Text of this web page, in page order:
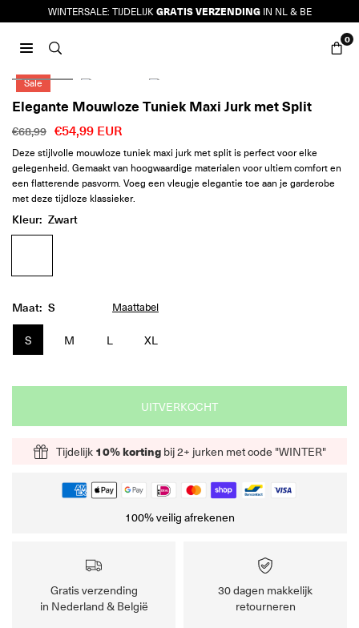
naar
inhoud
WINTERSALE: TIJDELIJKGRATIS VERZENDINGIN NL & BE
0
Sale
Elegante Mouwloze Tuniek Maxi Jurk met Split
Reguliere
prijs
€68,99 €54,99 EUR
Deze stijlvolle mouwloze tuniek maxi jurk met split is perfect voor elke
gelegenheid. Gemaakt van hoogwaardige materialen voor ultiem comfort en
een flatterende pasvorm. Voeg een vleugje elegantie toe aan je garderobe
met deze tijdloze klassieker.
Kleur: Zwart
Maat: S Maattabel
S M L XL
UITVERKOCHT
Tijdelijk 10% kortingbij 2+ jurken met code "WINTER"
100% veilig afrekenen
Gratis verzending
in Nederland & België
30 dagen makkelijk
retourneren